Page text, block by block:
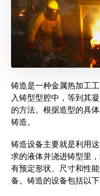
铸造是一种金属热加工
入铸型型腔中，等到其
的方法。根据造型的具
铸造。
铸造设备主要就是利用
求的液体并浇进铸型里
有预定形状、尺寸和性
备。铸造的设备包括以下